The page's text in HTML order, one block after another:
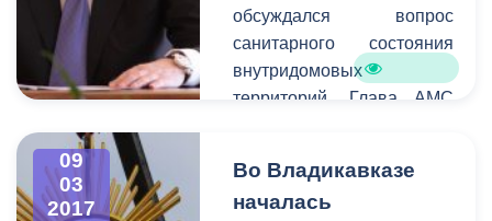
обсуждался вопрос
санитарного состояния
внутридомовых
территорий. Глава АМС
жителями
многоквартирных домов.
09
03
2017
Во Владикавказе
началась